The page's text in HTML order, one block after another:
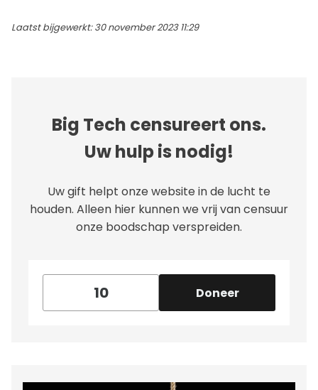
Laatst bijgewerkt: 30 november 2023 11:29
Big Tech censureert ons.
Uw hulp is nodig!
Uw gift helpt onze website in de lucht te
houden. Alleen hier kunnen we vrij van censuur
onze boodschap verspreiden.
Doneer